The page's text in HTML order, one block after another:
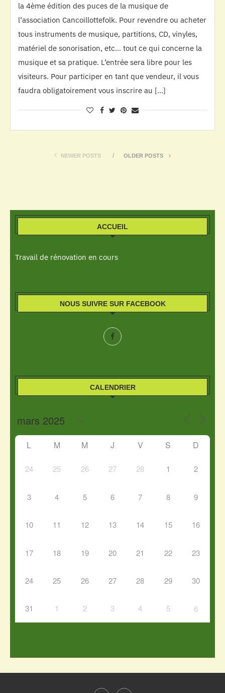
la 4ème édition des puces de la musique de
l’association Cancoillottefolk. Pour revendre ou acheter
tous instruments de musique, partitions, CD, vinyles,
matériel de sonorisation, etc… tout ce qui concerne la
musique et sa pratique. L’entrée sera libre pour les
visiteurs. Pour participer en tant que vendeur, il vous
faudra obligatoirement vous inscrire au […]
NEWER POSTS OLDER POSTS
ACCUEIL
Travail de rénovation en cours
NOUS SUIVRE SUR FACEBOOK
CALENDRIER
L M M J V S D
24 25 26 27 28 1 2
3 4 5 6 7 8 9
10 11 12 13 14 15 16
17 18 19 20 21 22 23
24 25 26 27 28 29 30
31 1 2 3 4 5 6